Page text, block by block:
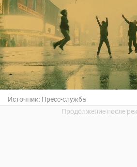
Источник: Пресс-служба